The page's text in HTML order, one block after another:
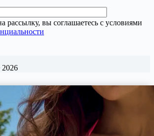
рассылку, вы соглашаетесь с условиями